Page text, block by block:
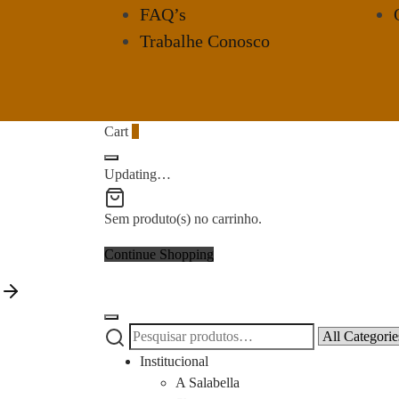
FAQ’s
Trabalhe Conosco
Cart
Updating…
Sem produto(s) no carrinho.
Continue Shopping
Pesquisar
Narrow
Institucional
A Salabella